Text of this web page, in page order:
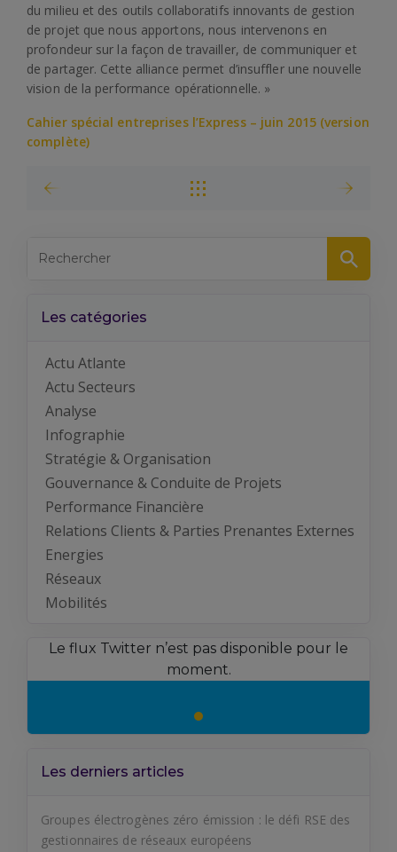
du milieu et des outils collaboratifs innovants de gestion
de projet que nous apportons, nous intervenons en
profondeur sur la façon de travailler, de communiquer et
de partager. Cette alliance permet d’insuffler une nouvelle
vision de la performance opérationnelle. »
Cahier spécial entreprises l’Express – juin 2015 (version
complète)
Les catégories
Actu Atlante
Actu Secteurs
Analyse
Infographie
Stratégie & Organisation
Gouvernance & Conduite de Projets
Performance Financière
Relations Clients & Parties Prenantes Externes
Energies
Réseaux
Mobilités
Le flux Twitter n’est pas disponible pour le
moment.
Les derniers articles
Groupes électrogènes zéro émission : le défi RSE des
gestionnaires de réseaux européens